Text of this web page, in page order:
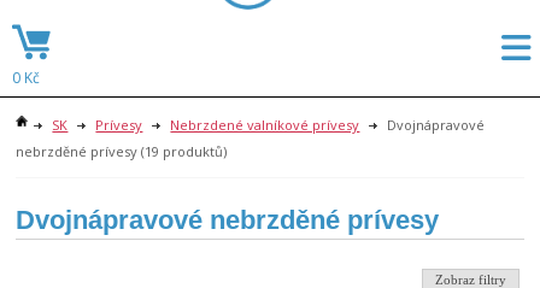
SK Prívesy Nebrzdené valníkové prívesy
Dvojnápravové
nebrzděné prívesy (19 produktů)
Dvojnápravové nebrzděné prívesy
Zobraz filtry
0 Kč